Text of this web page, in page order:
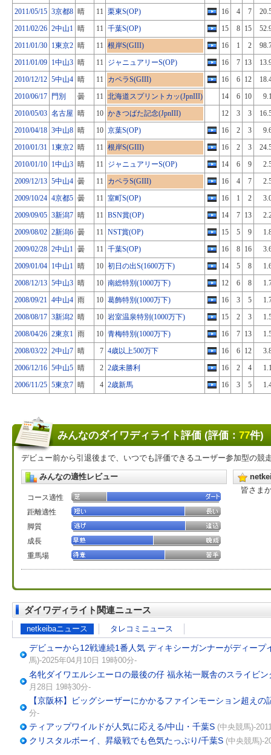
2011/05/15 3京都8 晴 11 栗東S(OP) 16 4 7
2011/02/26 2中山1 晴 11 千葉S(OP) 15 8 15
2011/01/30 1東京2 晴 11 根岸S(GIII) 16 1 2
2011/01/09 1中山3 晴 11 ジャニュアリーS(OP) 16 7 13
2010/12/12 5中山4 晴 11 カペラS(GIII) 16 6 12
2010/06/17 門別 曇 11 北海道スプリントカッ(JpnIII) 14 6 10
2010/05/03 名古屋 晴 10 かきつばた記念(JpnIII) 12 3 3
2010/04/18 3中山8 晴 10 京葉S(OP) 16 2 3
2010/01/31 1東京2 晴 11 根岸S(GIII) 16 2 3
2010/01/10 1中山3 晴 11 ジャニュアリーS(OP) 14 6 9
2009/12/13 5中山4 曇 11 カペラS(GIII) 16 4 7
2009/10/24 4京都5 曇 11 室町S(OP) 16 1 2
2009/09/05 3新潟7 晴 11 BSN賞(OP) 14 7 13
2009/08/02 2新潟6 曇 11 NST賞(OP) 15 5 9
2009/02/28 2中山1 曇 11 千葉S(OP) 16 8 16
2009/01/04 1中山1 晴 10 初日の出S(1600万下) 14 5 8
2008/12/13 5中山3 晴 10 南総特別(1000万下) 12 6 8
2008/09/21 4中山4 雨 10 葛飾特別(1000万下) 16 3 5
2008/08/17 3新潟2 晴 10 岩室温泉特別(1000万下) 15 2 3
2008/04/26 2東京1 雨 10 青梅特別(1000万下) 16 7 13
2008/03/22 2中山7 晴 7 4歳以上500万下 16 6 12
2006/12/16 5中山5 晴 2 2歳未勝利 16 2 4
2006/11/25 5東京7 晴 4 2歳新馬 16 3 5
みんなのダイワディライト評価 (評価： 77件)
デビュー前から引退後まで、いつでも評価できるユーザー参加型の競
みんなの適性レビュー
コース適性
距離適性
脚質
成長
重馬場
皆さま
ダイワディライト関連ニュース
netkeibaニュース タレコミニュース
デビューから12戦連続1番人気 ディキシーガンナーがディープ
馬)-2025年04月10日 19時00分-
名牝ダイワエルシエーロの最後の仔 福永祐一厩舎のスライビ
月28日 19時30分-
【京阪杯】ビッグシーザーにかかるファインモーション超えの
分-
ティアップワイルドが人気に応える/中山・千葉S (中央競馬)-
クリスタルボーイ、昇級戦でも色気たっぷり/千葉S (中央競馬)-